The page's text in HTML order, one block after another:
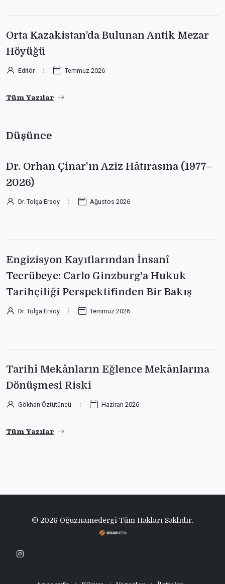
Orta Kazakistan’da Bulunan Antik Mezar
Höyüğü
Editör Temmuz 2026
Tüm Yazılar
Düşünce
Dr. Orhan Çinar'ın Aziz Hâtırasına (1977–
2026)
Dr. Tolga Ersoy Ağustos 2026
Engizisyon Kayıtlarından İnsanî
Tecrübeye: Carlo Ginzburg'a Hukuk
Tarihçiliği Perspektifinden Bir Bakış
Dr. Tolga Ersoy Temmuz 2026
Tarihî Mekânların Eğlence Mekânlarına
Dönüşmesi Riski
Gökhan Öztütüncü Haziran 2026
Tüm Yazılar
© 2026 Oğuznamedergi Tüm Hakları Saklıdır.